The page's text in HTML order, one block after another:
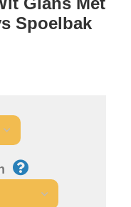
Spoelbak